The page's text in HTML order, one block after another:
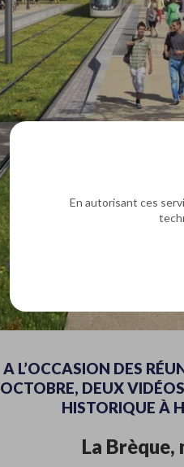
A L’OCCASION DES
OCTOBRE, DEUX
HISTORIQUE À
La
En autorisant ces